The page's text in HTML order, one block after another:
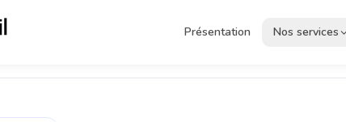
Présentation Nos services